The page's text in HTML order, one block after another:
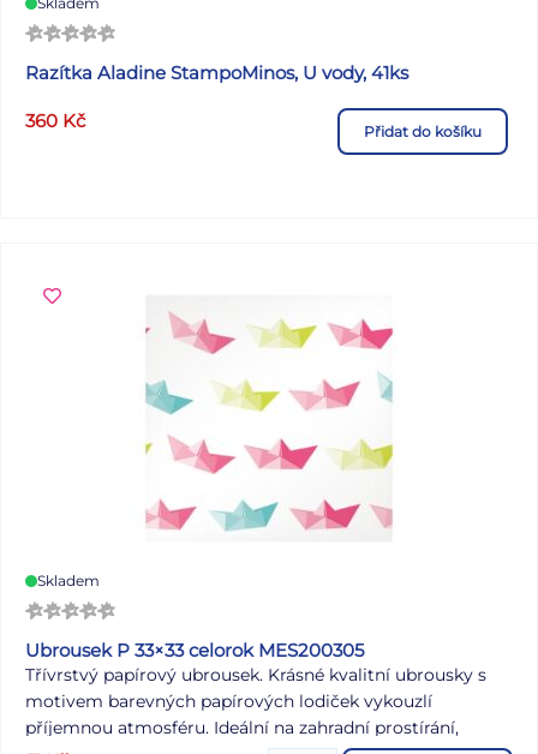
Razítka Aladine StampoMinos, U vody, 41ks
360 Kč Přidat do košíku
Skladem
Ubrousek P 33×33 celorok MES200305
Třívrstvý papírový ubrousek. Krásné kvalitní ubrousky s
motivem barevných papírových lodiček vykouzlí
příjemnou atmosféru. Ideální na zahradní prostírání,